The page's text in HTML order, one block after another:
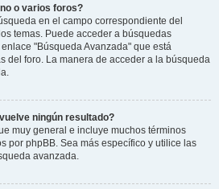
o varios foros?
en el campo correspondiente del
temas. Puede acceder a búsquedas
"Búsqueda Avanzada" que está
del foro. La manera de acceder a la búsqueda
ningún resultado?
muy general e incluye muchos términos
por phpBB. Sea más específico y utilice las
avanzada.